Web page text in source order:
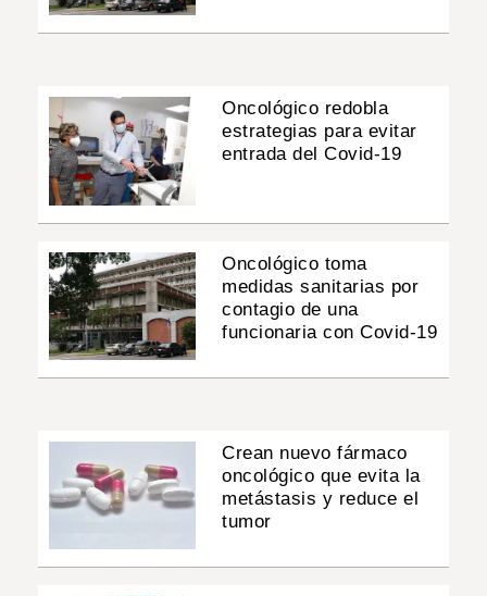
Oncológico redobla
estrategias para evitar
entrada del Covid-19
Oncológico toma
medidas sanitarias por
contagio de una
funcionaria con Covid-19
Crean nuevo fármaco
oncológico que evita la
metástasis y reduce el
tumor